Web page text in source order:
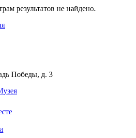
результатов не найдено.
Победы, д. 3